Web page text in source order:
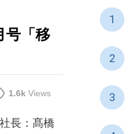
号「移
1.6k Views
長：髙橋